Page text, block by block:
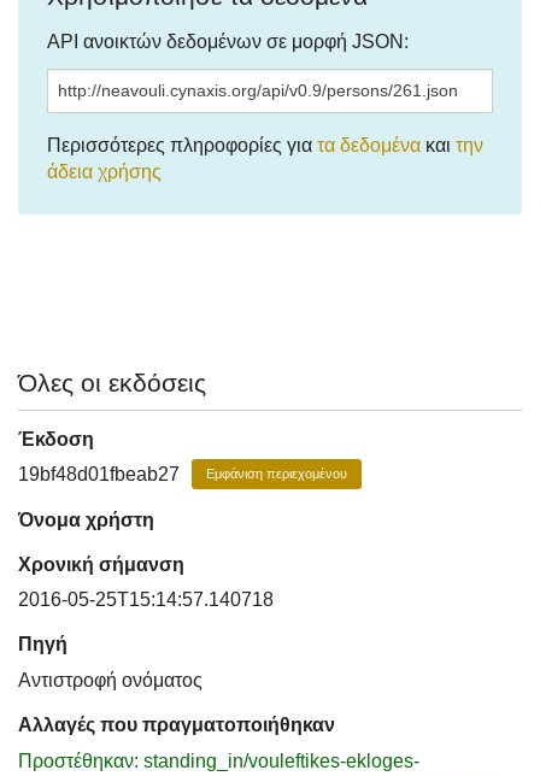
API ανοικτών δεδομένων σε μορφή JSON:
Περισσότερες πληροφορίες για τα δεδομένα και την
άδεια χρήσης
Όλες οι εκδόσεις
Έκδοση
19bf48d01fbeab27
Εμφάνιση περιεχομένου
Όνομα χρήστη
Χρονική σήμανση
2016-05-25T15:14:57.140718
Πηγή
Αντιστροφή ονόματος
Αλλαγές που πραγματοποιήθηκαν
Προστέθηκαν: standing_in/vouleftikes-ekloges-